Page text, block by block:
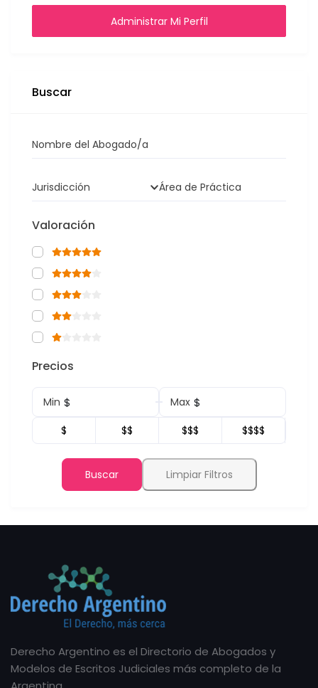
Administrar Mi Perfil
Buscar
Nombre del Abogado/a
Jurisdicción Área de Práctica
Valoración
Precios
Min $ Max $
$ $$ $$$ $$$$
Buscar Limpiar Filtros
Derecho Argentino es el Directorio de Abogados y
Modelos de Escritos Judiciales más completo de la